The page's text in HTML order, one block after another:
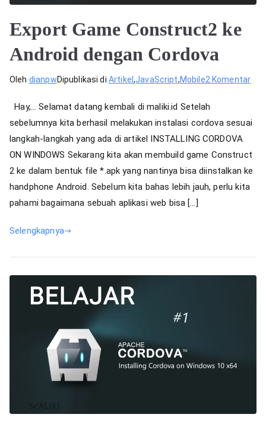
Export Game Construct2 ke
Android dengan Cordova
Oleh dianpwDipublikasi di Artikel ,JavaScript,Mobile2 Komentar
Hay,… Selamat datang kembali di maliki.id Setelah
sebelumnya kita berhasil melakukan instalasi cordova sesuai
langkah-langkah yang ada di artikel INSTALLING CORDOVA
ON WINDOWS Sekarang kita akan membuild game Construct
2 ke dalam bentuk file *.apk yang nantinya bisa diinstalkan ke
handphone Android. Sebelum kita bahas lebih jauh, perlu kita
pahami bagaimana sebuah aplikasi web bisa […]
Selengkapnya